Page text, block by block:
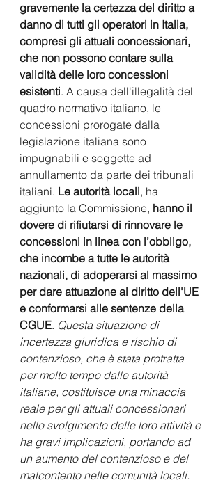
gravemente la certezza del diritto a
danno di tutti gli operatori in Italia,
compresi gli attuali concessionari,
che non possono contare sulla
validità delle loro concessioni
esistenti. A causa dell'illegalità del
quadro normativo italiano, le
concessioni prorogate dalla
legislazione italiana sono
impugnabili e soggette ad
annullamento da parte dei tribunali
italiani. Le autorità locali, ha
aggiunto la Commissione, hanno il
dovere di rifiutarsi di rinnovare le
concessioni in linea con l’obbligo,
che incombe a tutte le autorità
nazionali, di adoperarsi al massimo
per dare attuazione al diritto dell'UE
e conformarsi alle sentenze della
CGUE. Questa situazione di
incertezza giuridica e rischio di
contenzioso, che è stata protratta
per molto tempo dalle autorità
italiane, costituisce una minaccia
reale per gli attuali concessionari
nello svolgimento delle loro attività e
ha gravi implicazioni, portando ad
un aumento del contenzioso e del
malcontento nelle comunità locali.